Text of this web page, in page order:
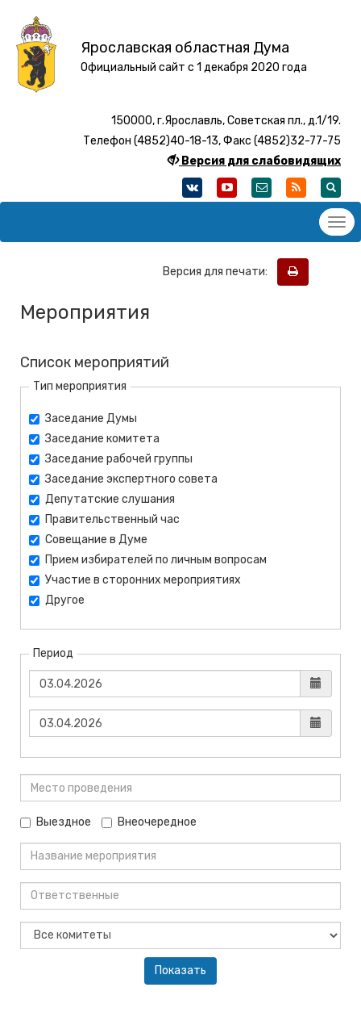
Ярославская областная Дума
Официальный сайт с 1 декабря 2020 года
150000, г.Ярославль, Советская пл., д.1/19.
Телефон (4852)40-18-13, Факс (4852)32-77-75
Версия для слабовидящих
Версия для печати:
Мероприятия
Список мероприятий
Тип мероприятия
Заседание Думы
Заседание комитета
Заседание рабочей группы
Заседание экспертного совета
Депутатские слушания
Правительственный час
Совещание в Думе
Прием избирателей по личным вопросам
Участие в сторонних мероприятиях
Другое
Период
Выездное Внеочередное